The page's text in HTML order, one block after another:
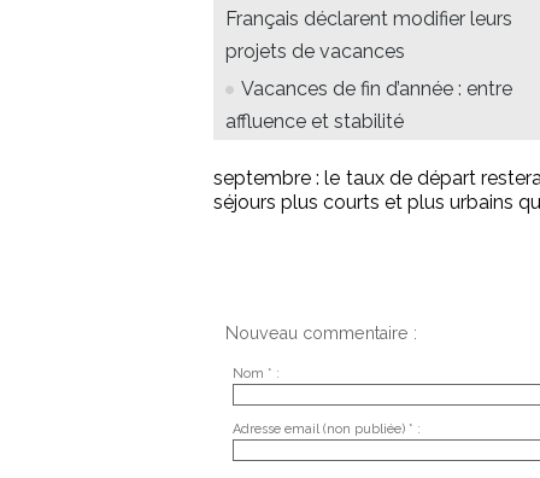
Français déclarent modifier leurs
projets de vacances
Vacances de fin d’année : entre
affluence et stabilité
septembre : le taux de départ
séjours plus courts et plus urbains
Nouveau commentaire :
Nom * :
Adresse email (non publiée) * :